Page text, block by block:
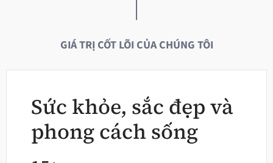
GIÁ TRỊ CỐT LÕI CỦA CHÚNG TÔI
Sức khỏe, sắc đẹp và
phong cách sống